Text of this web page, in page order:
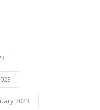
2023